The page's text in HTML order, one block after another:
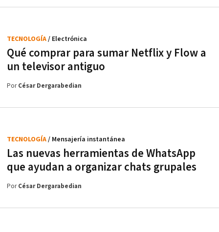
Qué comprar para sumar Netflix y Flow a
un televisor antiguo
TECNOLOGÍA/ Electrónica
PorCésar Dergarabedian
Las nuevas herramientas de WhatsApp
que ayudan a organizar chats grupales
TECNOLOGÍA/ Mensajería instantánea
PorCésar Dergarabedian